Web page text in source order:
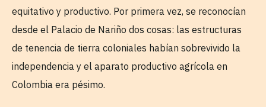
equitativo y productivo. Por primera vez, se reconocían
desde el Palacio de Nariño dos cosas: las estructuras
de tenencia de tierra coloniales habían sobrevivido la
independencia y el aparato productivo agrícola en
Colombia era pésimo.